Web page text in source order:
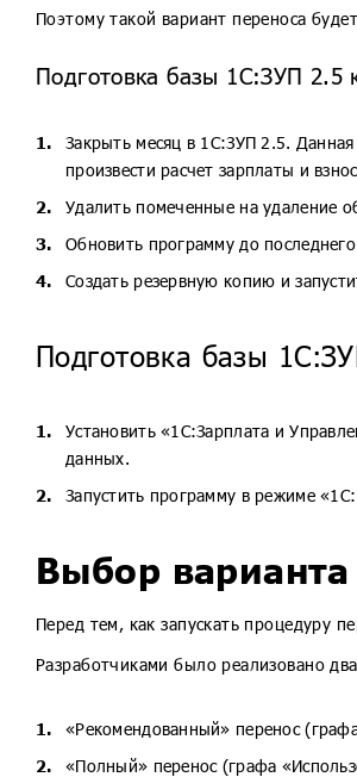
Поэтому такой вариант переноса
Подготовка базы 1С:ЗУП 2.5
Закрыть месяц в 1С:ЗУП 2.5.
произвести расчет зарплаты и
Удалить помеченные на удаление
Обновить программу до
Создать резервную копию и
Подготовка базы
Установить «1С:Зарплата и
данных.
Запустить программу в режиме
Выбор
Перед тем, как запускать процедуру
Разработчиками было реализовано
«Рекомендованный» перенос
«Полный» перенос (графа